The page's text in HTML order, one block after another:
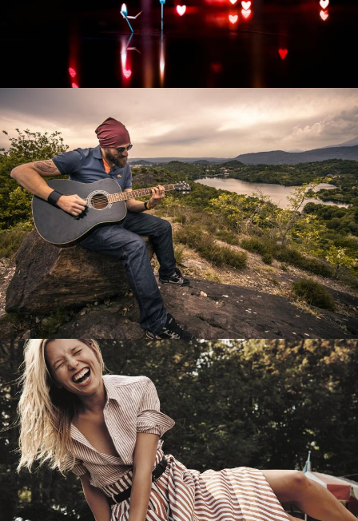
Смотреть проект
Перевод интернет-магазина
Guitaramania.ru на 1С-Битрикс
Смотреть проект
Имиджевый сайт для сети магазинов
Soho Project